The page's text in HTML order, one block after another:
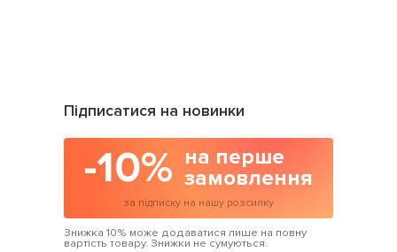
Підписатися на новинки
-10% на перше
замовлення
за підписку на нашу розсилку
Знижка 10% може додаватися лише на повну
вартість товару. Знижки не сумуються.